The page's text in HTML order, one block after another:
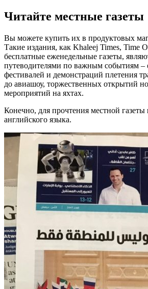
Читайте местные газеты
Вы можете купить их в продуктовых
Такие издания, как Khaleej Times, Time
бесплатные еженедельные газеты,
путеводителями по важным событиям –
фестивалей и демонстраций плетения
до авиашоу, торжественных открытий
мероприятий на яхтах.
Конечно, для прочтения местной газеты
английского языка.